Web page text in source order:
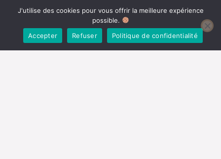
à y fournir des informations exactes, sincères et complètes.
Préalablement à la validation définitive de son inscription, le
Stagiaire a la possibilité de vérifier le détail de celle-ci et
notamment, le prix convenu et le moyen de paiement.
J'utilise des cookies pour vous offrir la meilleure expérience
possible.
Accepter
Refuser Politique de confidentialité